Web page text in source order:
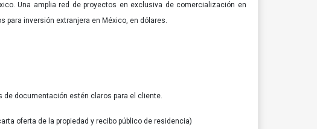
Una amplia red de proyectos en exclusiva de comercialización en
para inversión extranjera en México, en dólares.
de documentación estén claros para el cliente.
oferta de la propiedad y recibo público de residencia)